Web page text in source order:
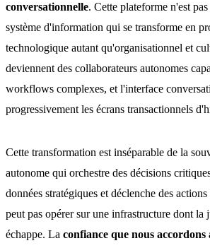
conversationnelle. Cette plateforme n'est
système d'information qui se transforme en
technologique autant qu'organisationnel et
deviennent des collaborateurs autonomes
workflows complexes, et l'interface
progressivement les écrans transactionnels
Cette transformation est inséparable de la
autonome qui orchestre des décisions
données stratégiques et déclenche des
peut pas opérer sur une infrastructure dont la
échappe. La confiance que nous accordons